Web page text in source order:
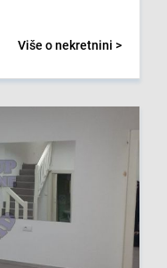
Više o nekretnini >